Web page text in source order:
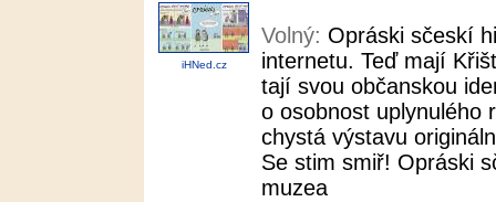
iHNed.cz
Volný: Opráski sčeskí
internetu. Teď mají
tají svou občanskou
o osobnost uplynulého
chystá výstavu
Se stim smiř! Opráski
muzea